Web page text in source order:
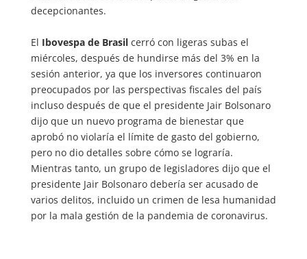
decepcionantes.
El Ibovespa de Brasilcerró con ligeras subas el
miércoles, después de hundirse más del 3% en la
sesión anterior, ya que los inversores continuaron
preocupados por las perspectivas fiscales del país
incluso después de que el presidente Jair Bolsonaro
dijo que un nuevo programa de bienestar que
aprobó no violaría el límite de gasto del gobierno,
pero no dio detalles sobre cómo se lograría.
Mientras tanto, un grupo de legisladores dijo que el
presidente Jair Bolsonaro debería ser acusado de
varios delitos, incluido un crimen de lesa humanidad
por la mala gestión de la pandemia de coronavirus.